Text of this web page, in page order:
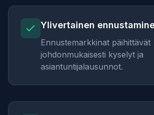
Ylivertainen
Ennustemarkkinat päihittävät
johdonmukaisesti kyselyt ja
asiantuntijalausunnot.